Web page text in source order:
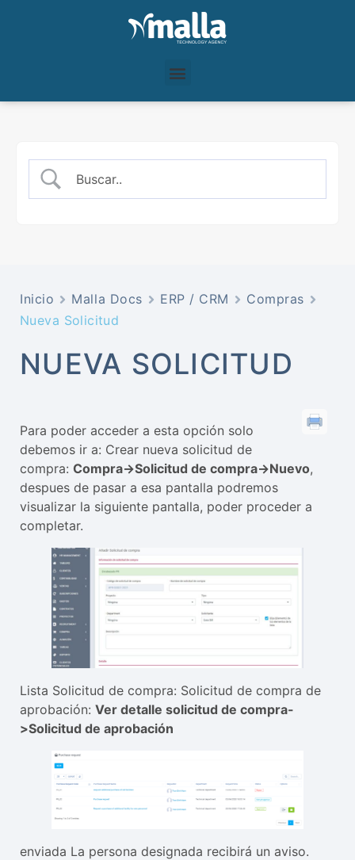
Inicio Malla Docs ERP / CRM
Compras
Nueva Solicitud
NUEVA SOLICITUD
Para poder acceder a esta opción solo
debemos ir a: Crear nueva solicitud de
compra: Compra->Solicitud de compra->Nuevo,
despues de pasar a esa pantalla podremos
visualizar la siguiente pantalla, poder proceder a
completar.
Lista Solicitud de compra: Solicitud de compra de
aprobación: Ver detalle solicitud de compra-
>Solicitud de aprobación
enviada La persona designada recibirá un aviso.